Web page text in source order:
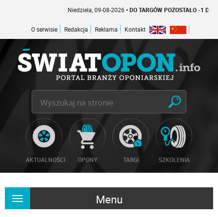
Niedziela, 09-08-2026• DO TARGÓW POZOSTAŁO -1 DNI
O serwisie Redakcja Reklama Kontakt
AKTUALNOŚCI OPONY TARGI SZKOLENIA
Menu
Rozwiń